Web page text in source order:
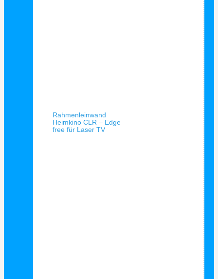
Rahmenleinwand
Heimkino CLR – Edge
free für Laser TV